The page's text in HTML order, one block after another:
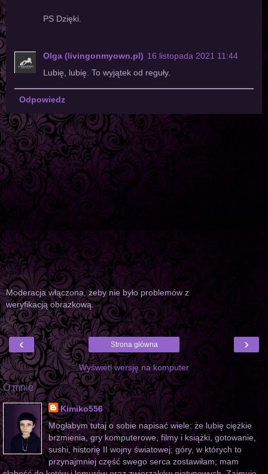
PS Dzięki.
Olga (livingonmyown.pl) 16 listopada 2021 11:44
Lubię, lubię. To wyjątek od reguły.
Odpowiedz
Moderacja włączona, żeby nie było problemów z
weryfikacją obrazkową.
‹ ›
Strona główna
Wyświetl wersję na komputer
O mnie
Kimiko556
Mogłabym tutaj o sobie napisać wiele: że lubię ciężkie
brzmienia, gry komputerowe, filmy i książki, gotowanie,
sushi, historię II wojny światowej; góry, w których to
przynajmniej część swego serca zostawiłam; mam